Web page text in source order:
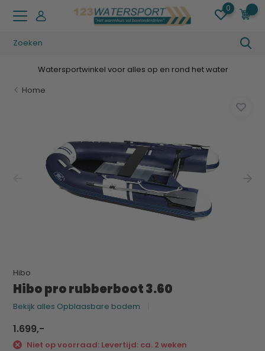
0
voor alles op en rond het water
Home
Hibo
Hibo pro rubberboot 3.60
Bekijk alles Opblaasbare bodem
1.699,-
Niet op voorraad: Levertijd: ca. 2 weken